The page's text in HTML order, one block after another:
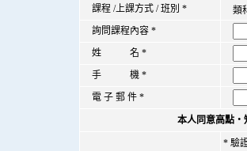
課程 /上課方式 / 班別 * 類
詢問課程內容 *
姓 名 *
手 機 *
電 子 郵 件 *
本人同意高點‧
* 驗